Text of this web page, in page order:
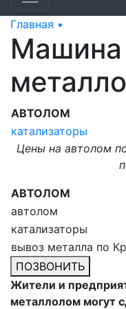
Главная •
Машина
АВТОЛОМ
катализаторы
Цены на автолом
АВТОЛОМ
автолом
катализаторы
вывоз металла по
ПОЗВОНИТЬ
Жители и
металлолом могут